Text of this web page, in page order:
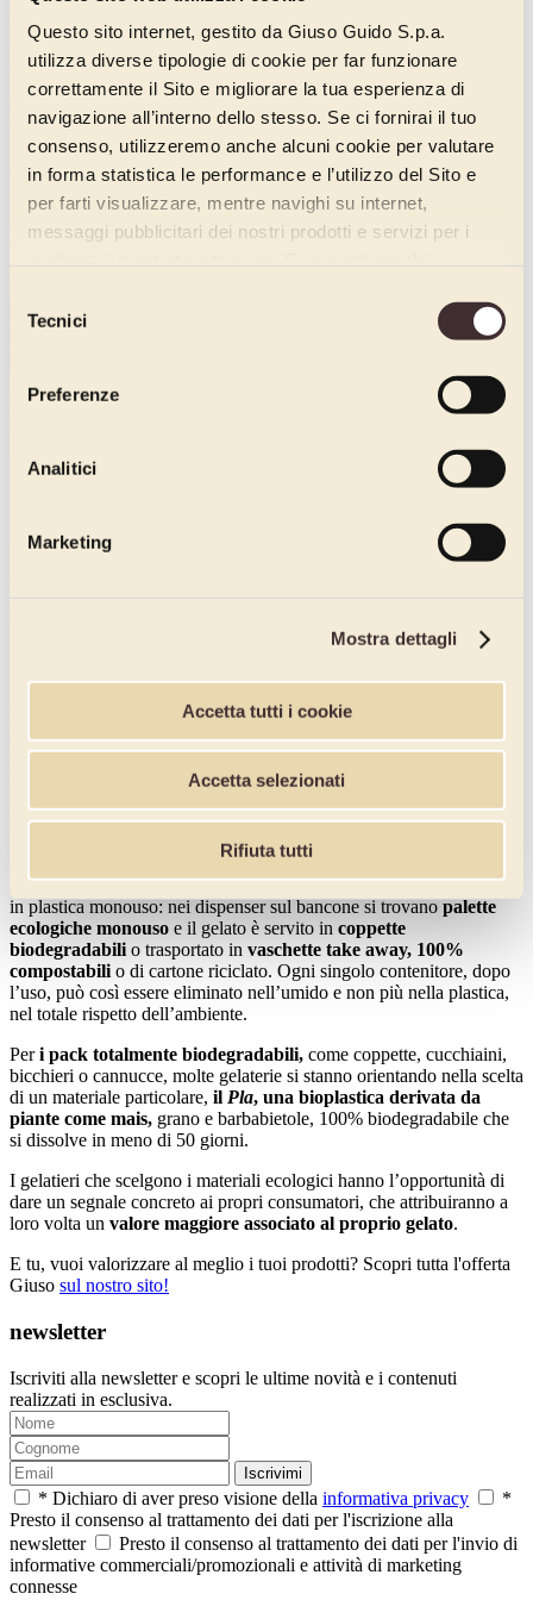
Questo sito internet, gestito da Giuso Guido S.p.a.
utilizza diverse tipologie di cookie per far funzionare
correttamente il Sito e migliorare la tua esperienza di
navigazione all’interno dello stesso. Se ci fornirai il tuo
consenso, utilizzeremo anche alcuni cookie per valutare
in forma statistica le performance e l’utilizzo del Sito e
per farti visualizzare, mentre navighi su internet,
messaggi pubblicitari dei nostri prodotti e servizi per i
delTecnici
Preferenze
Analitici
Marketing
Mostra dettagli
Accetta tutti i cookie
Accetta selezionati
Rifiuta tutti
ricerca ricetta ricette gelato salato salute san valentino sartori
scadenza alimenti scansione 3d sciroppo senza glutine shelf life
Sigep sigep 2019 social e pasticceria social media solidarietà
sostenibilità stampanti 3d take away tecnologia in pasticceria
tendenze tiramisù torte tradizione trend tripadvisor videotutorial
seguici
newsletter
Iscriviti alla newsletter e scopri le ultime novità e i contenuti
Iscrivendoti, dai il consenso al trattamento dei tuoi dati secondo la
negli ultimi tempi stanno diventando
sostenibili,riducendo l’utilizzo delle plastiche ed abbracciando così,
sempre più, un modello di sviluppo digreen economy, volto a
limitare l'impatto ambientaledei rifiuti. Questo anche per andare
incontro allo stop entro il 2021, di molti prodotti in plastica
monouso, come deliberato lo scorso marzo dal Parlamento Europeo.
Ci sono alcune gelaterie già totalmenteplastic free
anche solo ridotto drasticamente l’utilizzo di contenitori e imballaggi
in plastica monouso: nei dispenser sul bancone si trovano palette
ecologiche monouso e il gelato è servito in coppette
biodegradabilio trasportato in vaschette take away, 100%
compostabilio di cartone riciclato. Ogni singolo contenitore, dopo
l’uso, può così essere eliminato nell’umido e non più nella plastica,
nel totale rispetto dell’ambiente.
Peri pack totalmente biodegradabili, come coppette, cucchiaini,
bicchieri o cannucce, molte gelaterie si stanno orientando nella scelta
di un materiale particolare, il Pla, una bioplastica derivata da
piante come mais, grano e barbabietole, 100% biodegradabile che
si dissolve in meno di 50 giorni.
I gelatieri che scelgono i materiali ecologici hanno l’opportunità di
dare un segnale concreto ai propri consumatori, che attribuiranno a
loro volta un valore maggiore associato al proprio gelato.
E tu, vuoi valorizzare al meglio i tuoi prodotti? Scopri tutta l'offerta
Giuso sul nostro sito!
newsletter
Iscriviti alla newsletter e scopri le ultime novità e i contenuti
realizzati in esclusiva.
Iscrivimi
* Dichiaro di aver preso visione della informativa privacy
*
Presto il consenso al trattamento dei dati per l'iscrizione alla
newsletter
Presto il consenso al trattamento dei dati per l'invio di
informative commerciali/promozionali e attività di marketing
connesse